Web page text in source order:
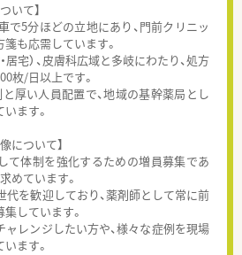
いて】
5分ほどの立地にあり、門前クリニッ
も応需しています。
宅）、皮膚科広域と多岐にわたり、処方
枚/日以上です。
厚い人員配置で、地域の基幹薬局とし
ます。
について】
て体制を強化するための増員募集であ
めています。
を歓迎しており、薬剤師として常に前
しています。
レンジしたい方や、様々な症例を現場
ます。